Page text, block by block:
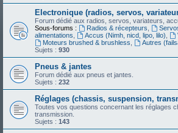
Electronique (radios, servos,
Forum dédié aux radios, servos, variateurs,
Sous-forums :
Radios & récepteurs
alimentations
Accus (Nimh, nicd, lipo, lilo)
Moteurs brushed & brushless
Autres
Sujets : 930
Pneus & jantes
Forum dédié aux pneus et jantes.
Sujets : 232
Réglages (chassis, suspension,
Toutes vos questions concernant les réglages
transmission.
Sujets : 143